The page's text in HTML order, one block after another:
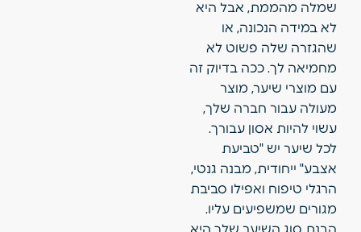
שמלה מהממת, אבל היא
לא במידה הנכונה, או
שהגזרה שלה פשוט לא
מחמיאה לך. ככה בדיוק זה
עם מוצרי שיער, מוצר
מעולה עבור חברה שלך,
עשוי להיות אסון עבורך.
לכל שיער יש "טביעת
אצבע" ייחודית, מבנה גנטי,
הרגלי טיפוח ואפילו סביבת
מגורים שמשפיעים עליו.
הבנת סוג השיער שלך היא